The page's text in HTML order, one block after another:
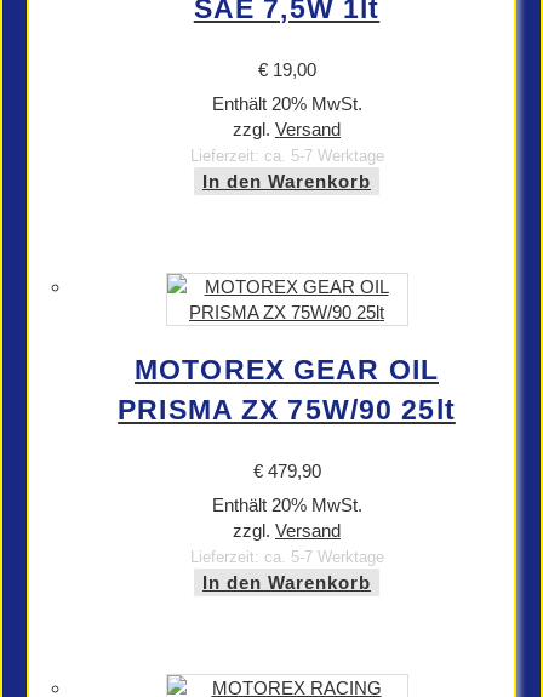
SAE 7,5W 1lt
€19,00
Enthält 20% MwSt.
zzgl. Versand
Lieferzeit: ca. 5-7 Werktage
In den Warenkorb
MOTOREX GEAR OIL
PRISMA ZX 75W/90 25lt
€479,90
Enthält 20% MwSt.
zzgl. Versand
Lieferzeit: ca. 5-7 Werktage
In den Warenkorb